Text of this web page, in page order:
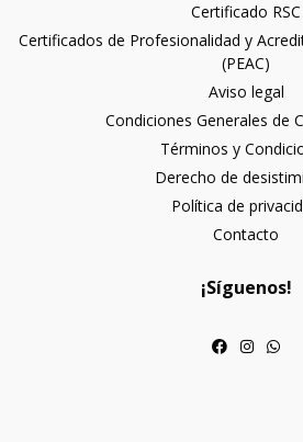
Certificado RSC
Certificados de Profesionalidad y
(PEAC)
Aviso legal
Condiciones Generales de
Términos y
Derecho de
Política de
Contacto
¡Síguenos!